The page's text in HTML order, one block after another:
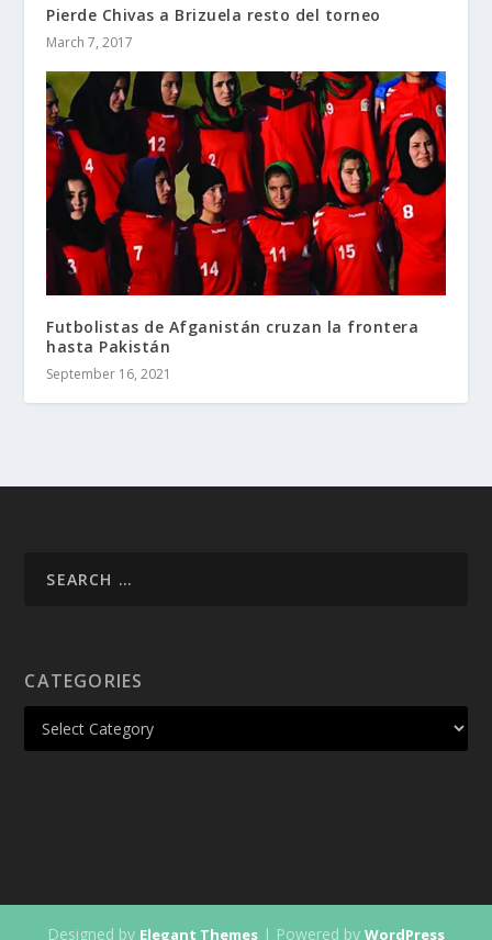
Pierde Chivas a Brizuela resto del torneo
March 7, 2017
Futbolistas de Afganistán cruzan la frontera
hasta Pakistán
September 16, 2021
CATEGORIES
Designed by Elegant Themes | Powered by WordPress